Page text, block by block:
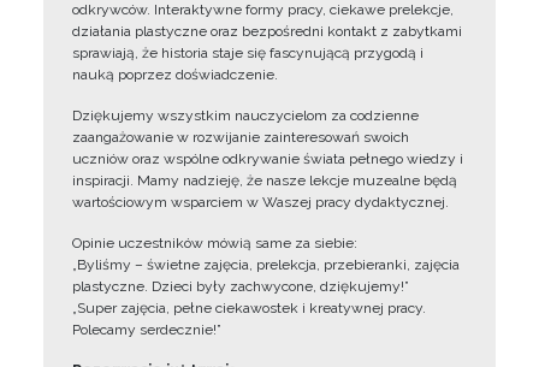
odkrywców. Interaktywne formy pracy, ciekawe prelekcje,
działania plastyczne oraz bezpośredni kontakt z zabytkami
sprawiają, że historia staje się fascynującą przygodą i
nauką poprzez doświadczenie.
Dziękujemy wszystkim nauczycielom za codzienne
zaangażowanie w rozwijanie zainteresowań swoich
uczniów oraz wspólne odkrywanie świata pełnego wiedzy i
inspiracji. Mamy nadzieję, że nasze lekcje muzealne będą
wartościowym wsparciem w Waszej pracy dydaktycznej.
Opinie uczestników mówią same za siebie:
„Byliśmy – świetne zajęcia, prelekcja, przebieranki, zajęcia
plastyczne. Dzieci były zachwycone, dziękujemy!”
„Super zajęcia, pełne ciekawostek i kreatywnej pracy.
Polecamy serdecznie!”